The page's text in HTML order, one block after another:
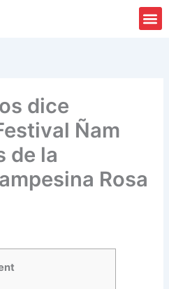
dice
Ñam
de la
Rosa